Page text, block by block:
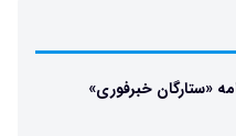
«ستارگان خبرفوری»